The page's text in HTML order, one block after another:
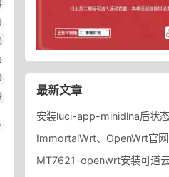
最新文章
ImmortalWrt、OpenWrt官